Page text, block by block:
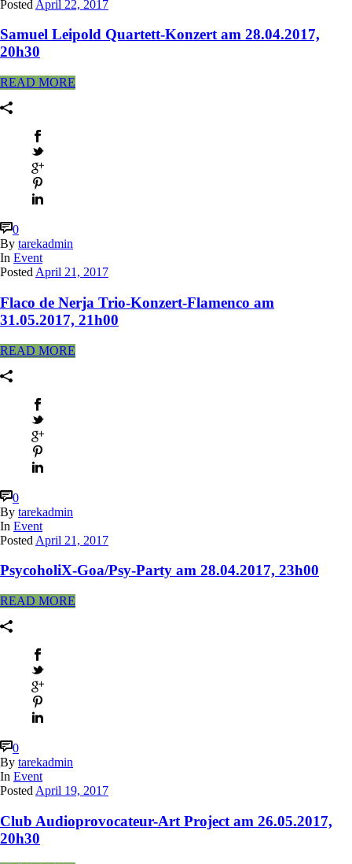
Posted April 22, 2017
Samuel Leipold Quartett-Konzert am 28.04.2017,
20h30
READ MORE
0
By tarekadmin
In Event
Posted April 21, 2017
Flaco de Nerja Trio-Konzert-Flamenco am
31.05.2017, 21h00
READ MORE
0
By tarekadmin
In Event
Posted April 21, 2017
PsycoholiX-Goa/Psy-Party am 28.04.2017, 23h00
READ MORE
0
By tarekadmin
In Event
Posted April 19, 2017
Club Audioprovocateur-Art Project am 26.05.2017,
20h30